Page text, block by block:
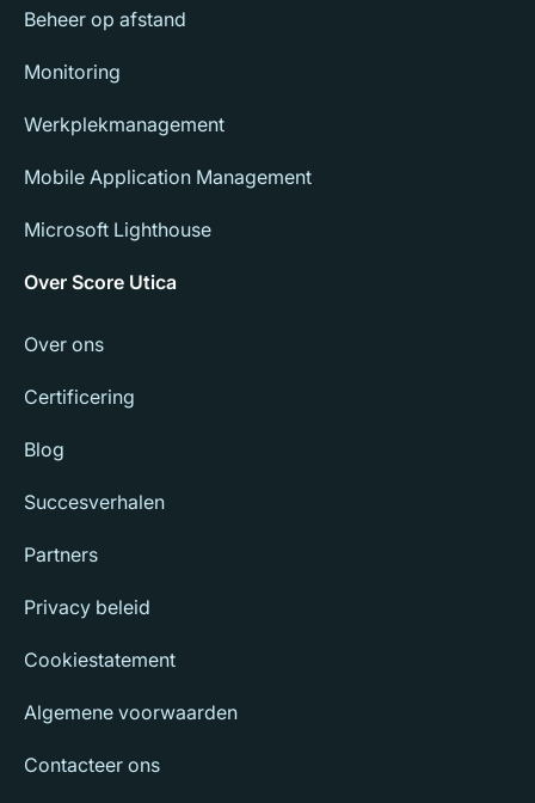
Beheer op afstand
Monitoring
Werkplekmanagement
Mobile Application Management
Microsoft Lighthouse
Over Score Utica
Over ons
Certificering
Blog
Succesverhalen
Partners
Privacy beleid
Cookiestatement
Algemene voorwaarden
Contacteer ons